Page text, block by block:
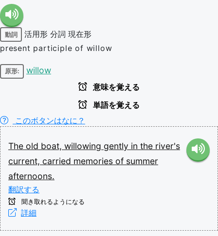
動詞 活用形 分詞 現在形
present participle of willow
原形: willow
意味を覚える
単語を覚える
このボタンはなに？
The old boat, willowing gently in the river's
current, carried memories of summer
afternoons.
翻訳する
聞き取れるようになる
詳細